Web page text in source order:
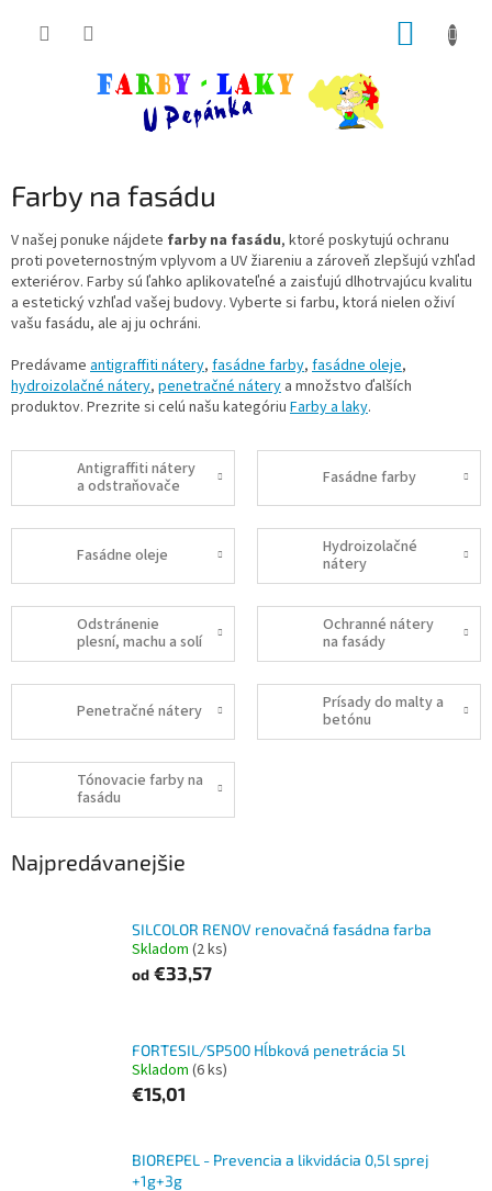
Farby na fasádu
V našej ponuke nájdete farby na fasádu, ktoré poskytujú ochranu
proti poveternostným vplyvom a UV žiareniu a zároveň zlepšujú vzhľad
exteriérov. Farby sú ľahko aplikovateľné a zaisťujú dlhotrvajúcu kvalitu
a estetický vzhľad vašej budovy. Vyberte si farbu, ktorá nielen oživí
vašu fasádu, ale aj ju ochráni.
Predávame antigraffiti nátery, fasádne farby, fasádne oleje,
hydroizolačné nátery, penetračné nátery a množstvo ďalších
produktov. Prezrite si celú našu kategóriu Farby a laky.
Antigraffiti nátery
a odstraňovače
Fasádne farby
Fasádne oleje
Hydroizolačné
nátery
Odstránenie
plesní, machu a solí
Ochranné nátery
na fasády
Penetračné nátery
Prísady do malty a
betónu
Tónovacie farby na
fasádu
Najpredávanejšie
SILCOLOR RENOV renovačná fasádna farba
Skladom (2 ks)
od €33,57
FORTESIL/SP500 Hĺbková penetrácia 5l
Skladom (6 ks)
€15,01
BIOREPEL - Prevencia a likvidácia 0,5l sprej
+1g+3g